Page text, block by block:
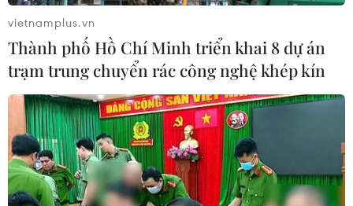
năng lượng hạt nhân
01/08/2026 15:02
Xem thêm
vietnamplus.vn
Thành phố Hồ Chí Minh triển khai 8 dự án
trạm trung chuyển rác công nghệ khép kín